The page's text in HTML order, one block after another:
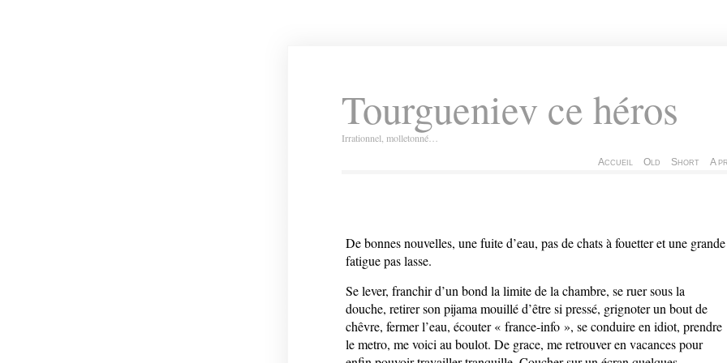
Tourgueniev ce héros
Irrationnel, molletonné…
Accueil Old Short A
De bonnes nouvelles, une fuite d’eau, pas de chats à fouetter et une grande
fatigue pas lasse.
Se lever, franchir d’un bond la limite de la chambre, se ruer sous la
douche, retirer son pijama mouillé d’être si pressé, grignoter un bout de
chêvre, fermer l’eau, écouter « france-info », se conduire en idiot, prendre
le metro, me voici au boulot. De grace, me retrouver en vacances pour